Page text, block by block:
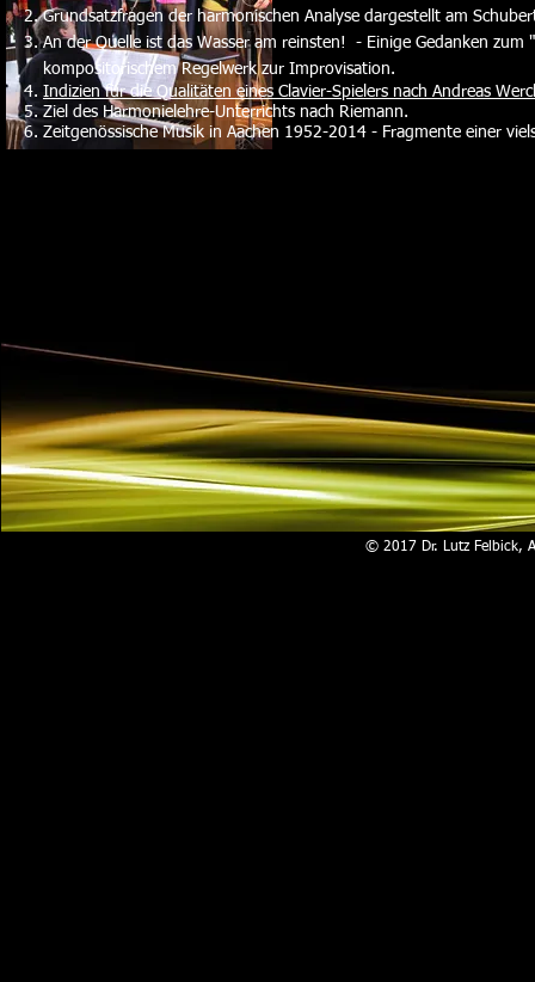
Grundsatzfragen der harmonischen Analyse dargestellt am
An der Quelle ist das Wasser am reinsten! - Einige Gedanken
kompositorischem Regelwerk zur Improvisation.
Indizien für die Qualitäten eines Clavier-Spielers nach Andreas
Ziel des Harmonielehre-Unterrichts nach Riemann.
Zeitgenössische Musik in Aachen 1952-2014 - Fragmente einer
© 2017 Dr. Lutz Felbick,